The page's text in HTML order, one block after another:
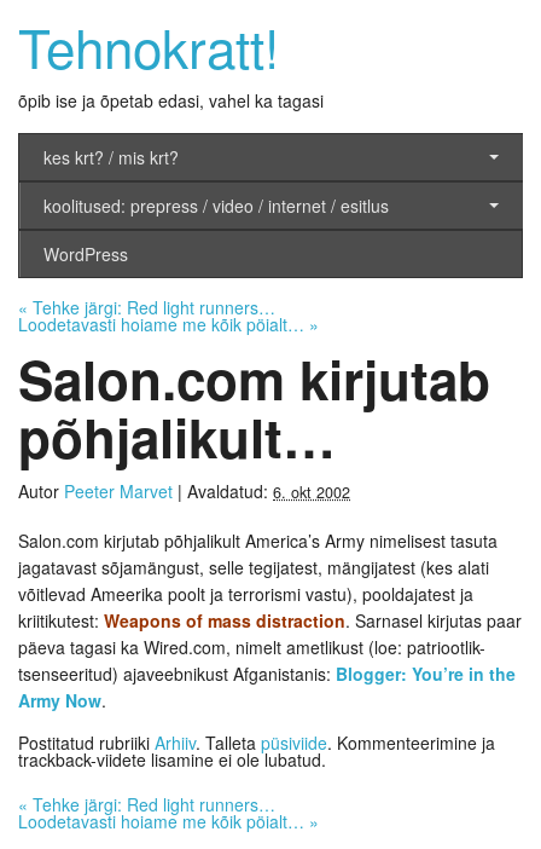
Tehnokratt!
õpib ise ja õpetab edasi, vahel ka tagasi
kes krt? / mis krt?
koolitused: prepress / video / internet / esitlus
WordPress
« Tehke järgi: Red light runners…
Loodetavasti hoiame me kõik pöialt… »
Salon.com kirjutab
põhjalikult…
Autor Peeter Marvet | Avaldatud: 6. okt 2002
Salon.com kirjutab põhjalikult America’s Army nimelisest tasuta
jagatavast sõjamängust, selle tegijatest, mängijatest (kes alati
võitlevad Ameerika poolt ja terrorismi vastu), pooldajatest ja
kriitikutest: Weapons of mass distraction. Sarnasel kirjutas paar
päeva tagasi ka Wired.com, nimelt ametlikust (loe: patriootlik-
tsenseeritud) ajaveebnikust Afganistanis: Blogger: You’re in the
Army Now.
Postitatud rubriiki Arhiiv. Talleta püsiviide. Kommenteerimine ja
trackback-viidete lisamine ei ole lubatud.
« Tehke järgi: Red light runners…
Loodetavasti hoiame me kõik pöialt… »